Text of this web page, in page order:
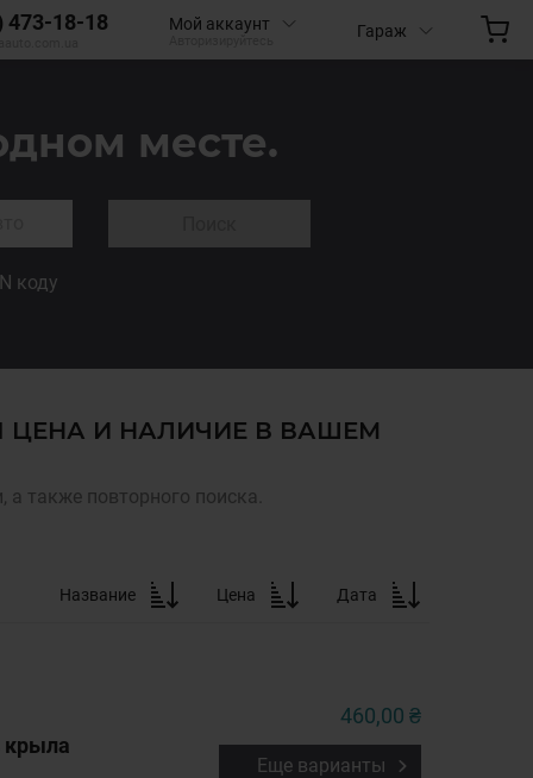
473-18-18 Мой аккаунт Гараж
месте.
коду
ЦЕНА И НАЛИЧИЕ В ВАШЕМ
также повторного поиска.
Название Цена Дата
крыла
460,00 ₴
Еще варианты